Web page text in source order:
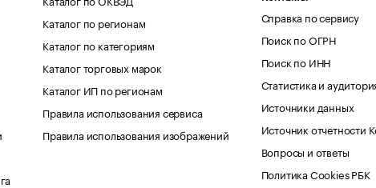
Каталог по регионам
Каталог по категориям
Каталог торговых марок
Каталог ИП по регионам
Правила использования сервиса
Правила использования изображений
Справка по сервису
Поиск по ОГРН
Поиск по ИНН
Статистика и
Источники данных
Источник отчетности
Вопросы и ответы
Политика Cookies РБК